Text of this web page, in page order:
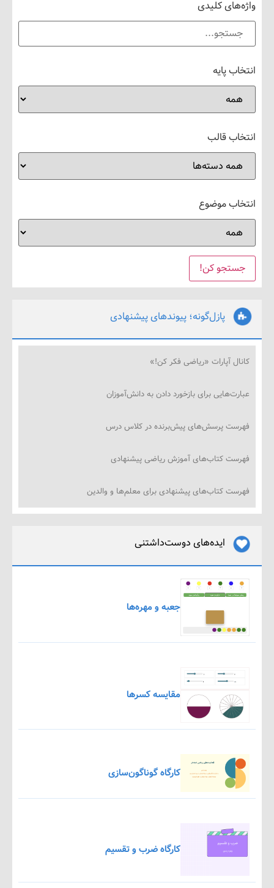
کلیدی
پایه
قالب
موضوع
پازل‌گونه؛ پیوندهای پیشنهادی
آپارات «ریاضی فکر کن!»
برای بازخورد دادن به دانش‌آموزان
پرسش‌های پیش‌برنده در کلاس درس
کتاب‌های آموزش ریاضی پیشنهادی
کتاب‌های پیشنهادی برای معلم‌ها و والدین
ایده‌های دوست‌داشتنی
جعبه و مهره‌ها
مقایسه کسرها
کارگاه گوناگون‌سازی
کارگاه ضرب و تقسیم